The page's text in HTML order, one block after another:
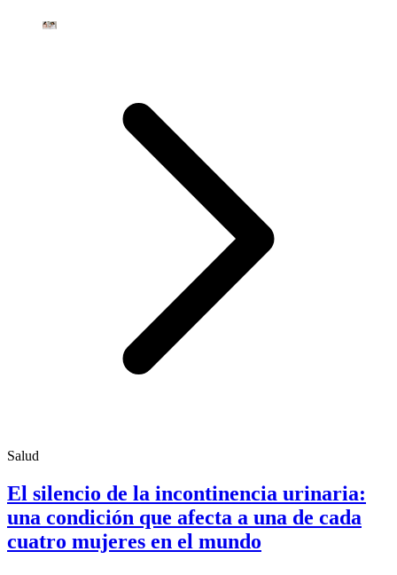
Salud
El silencio de la incontinencia urinaria:
una condición que afecta a una de cada
cuatro mujeres en el mundo